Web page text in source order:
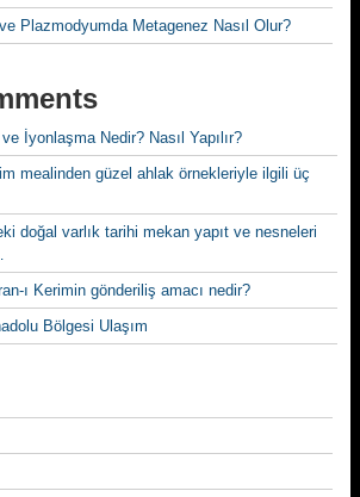
Plazmodyumda Metagenez Nasıl Olur?
ve İyonlaşma Nedir? Nasıl Yapılır?
mealinden güzel ahlak örnekleriyle ilgili üç
doğal varlık tarihi mekan yapıt ve nesneleri
ı Kerimin gönderiliş amacı nedir?
Bölgesi Ulaşım